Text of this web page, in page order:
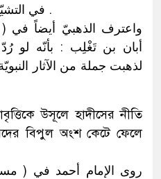
في التشيّع – تذكرة الحفّاظ : 978/3 .
واعترف الذهبيّ أيضاً في (
أبان بن تَغْلِب : بأنّه لو
لذهبت جملة من الآثار
উসূলে হাদীসের নীতি
বিপুল অংশ কেটে ফেলে
روى الإمام أحمد في (